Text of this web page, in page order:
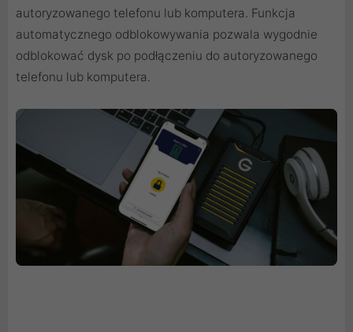
autoryzowanego telefonu lub komputera. Funkcja
automatycznego odblokowywania pozwala wygodnie
odblokować dysk po podłączeniu do autoryzowanego
telefonu lub komputera.